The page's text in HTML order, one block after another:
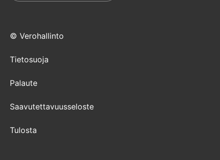
© Verohallinto
Tietosuoja
Palaute
Saavutettavuusseloste
Tulosta